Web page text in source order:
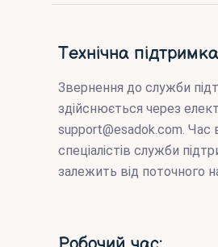
Технічна підтримка
Звернення до служби
здійснюється через
support@esadok.com. Час
спеціалістів служби
залежить від поточного